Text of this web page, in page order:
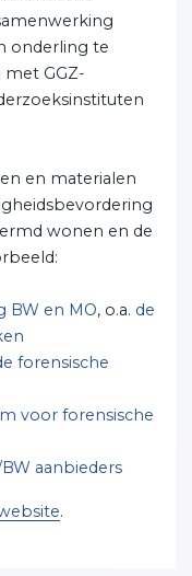
onderling te
GGZ-
en materialen
wonen en de
BW en MO, o.a. de
forensische
voor forensische
aanbieders
.